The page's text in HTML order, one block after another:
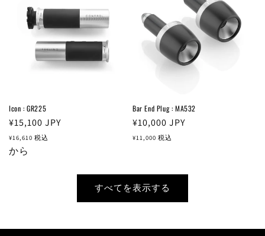
Icon : GR225
通
常
価
¥15,100 JPY
¥16,610 税込
から
Bar End Plug : MA532
通
常
¥10,000 JPY
¥11,000 税込
すべてを表示する